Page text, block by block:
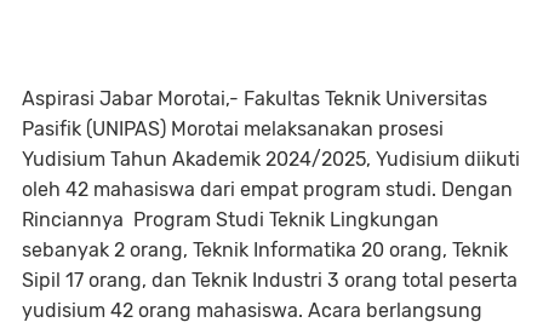
Aspirasi Jabar Morotai,- Fakultas Teknik Universitas
Pasifik (UNIPAS) Morotai melaksanakan prosesi
Yudisium Tahun Akademik 2024/2025, Yudisium diikuti
oleh 42 mahasiswa dari empat program studi. Dengan
Rinciannya Program Studi Teknik Lingkungan
sebanyak 2 orang, Teknik Informatika 20 orang, Teknik
Sipil 17 orang, dan Teknik Industri 3 orang total peserta
yudisium 42 orang mahasiswa. Acara berlangsung